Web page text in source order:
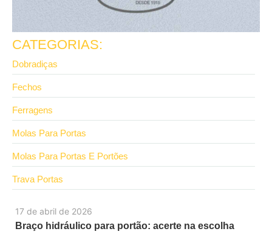
17 de abril de 2026
Braço hidráulico para portão: acerte na escolha
CATEGORIAS:
Dobradiças
Fechos
Ferragens
Molas Para Portas
Molas Para Portas E Portões
Trava Portas